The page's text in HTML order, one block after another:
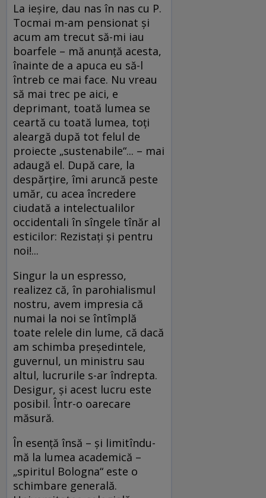
La ieşire, dau nas în nas cu P.
Tocmai m-am pensionat şi
acum am trecut să-mi iau
boarfele – mă anunţă acesta,
înainte de a apuca eu să-l
întreb ce mai face. Nu vreau
să mai trec pe aici, e
deprimant, toată lumea se
ceartă cu toată lumea, toţi
aleargă după tot felul de
proiecte „sustenabile“... – mai
adaugă el. După care, la
despărţire, îmi aruncă peste
umăr, cu acea încredere
ciudată a intelectualilor
occidentali în sîngele tînăr al
esticilor: Rezistaţi şi pentru
noi!...
Singur la un espresso,
realizez că, în parohialismul
nostru, avem impresia că
numai la noi se întîmplă
toate relele din lume, că dacă
am schimba preşedintele,
guvernul, un ministru sau
altul, lucrurile s-ar îndrepta.
Desigur, şi acest lucru este
posibil. Într-o oarecare
măsură.
În esenţă însă – şi limitîndu-
mă la lumea academică –
„spiritul Bologna“ este o
schimbare generală.